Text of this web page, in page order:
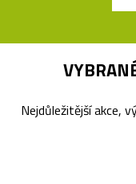
Nejdůležitější akce,